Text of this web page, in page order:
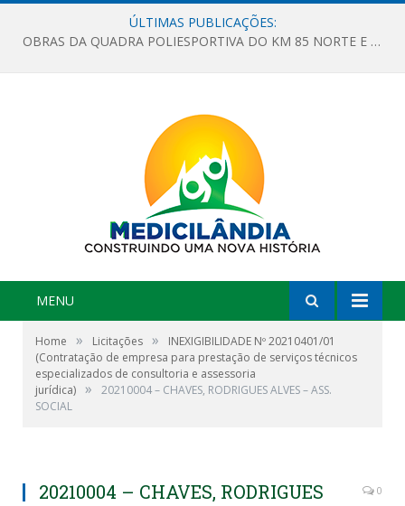
ÚLTIMAS PUBLICAÇÕES:
OBRAS DA QUADRA POLIESPORTIVA DO KM 85 NORTE E DA ESCOLA GASPAR VIANA AVANÇAM
MENU
Home » Licitações »
INEXIGIBILIDADE Nº 20210401/01
(Contratação de empresa para prestação de serviços técnicos
especializados de consultoria e assessoria
jurídica) »
20210004 – CHAVES, RODRIGUES ALVES – ASS.
SOCIAL
20210004 – CHAVES, RODRIGUES
0